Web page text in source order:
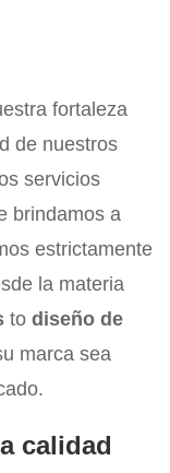
fortaleza
de nuestros
servicios
brindamos a
estrictamente
la materia
to diseño de
marca sea
calidad